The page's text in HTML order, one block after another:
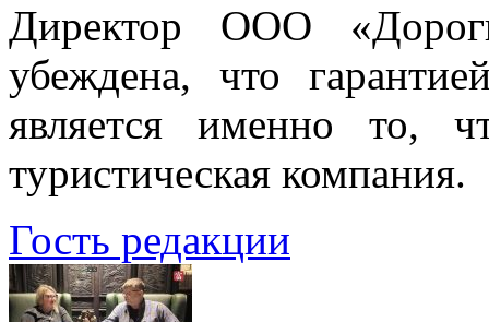
Директор ООО
убеждена, что
является именно то,
туристическая компания.
Гость редакции